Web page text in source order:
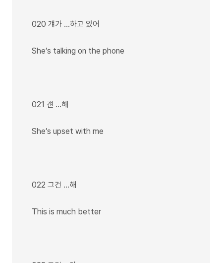
020 걔가 …하고 있어
She’s talking on the phone
021 걘 …해
She’s upset with me
022 그건 …해
This is much better